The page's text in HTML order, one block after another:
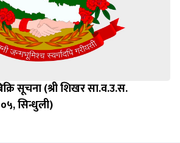
सूचना (श्री शिखर सा.व.उ.स.
सिन्धुली)